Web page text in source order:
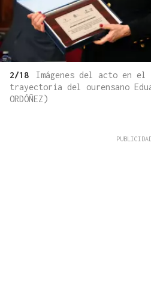
2/18
Imágenes del acto en
trayectoria del ourensano
ORDÓÑEZ)